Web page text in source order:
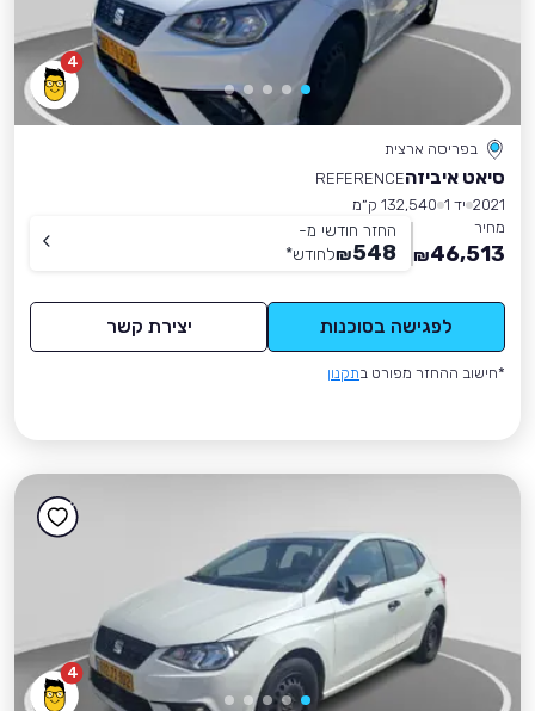
4
בפריסה ארצית
סיאט איביזהREFERENCE
2021 יד 1
132,540 ק״מ
מחיר
46,513
₪
החזר חודשי מ-
548
₪לחודש*
לפגישה בסוכנות יצירת קשר
*חישוב ההחזר מפורט בתקנון
4